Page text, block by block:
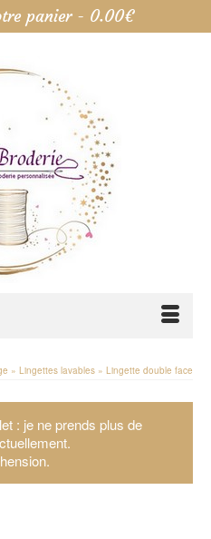
panier - 0.00€
» Lingettes lavables » Lingette double face
: je ne prends plus de